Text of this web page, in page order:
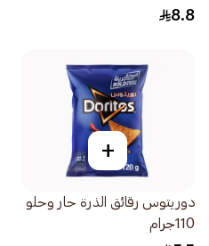
8.8
+
دوريتوس رقائق الذرة حار وحلو
110جرام